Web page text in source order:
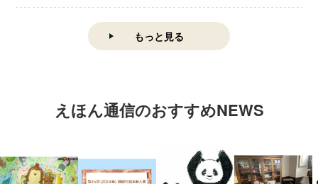
もっと見る
えほん通信のおすすめNEWS